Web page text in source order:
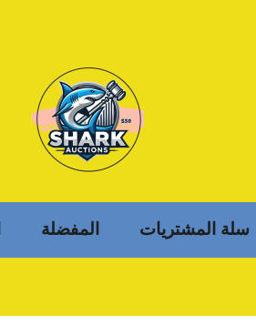
سلة المشتريات المفضلة